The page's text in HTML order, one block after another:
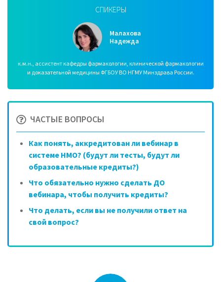
СПИКЕРЫ
Малахова
Надежда
к.м.н., ассистент кафедры фармакологии, клинической фармакологии
и доказательной медицины ФГБОУ ВО НГМУ Минздрава России.
ЧАСТЫЕ ВОПРОСЫ
Как понять, аккредитован ли вебинар в
системе НМО? (будут ли тесты, будут ли
образовательные кредиты?)
Что обязательно нужно сделать ДО
вебинара, чтобы получить кредиты?
Что делать, если вы не получили ответ на
свой вопрос?